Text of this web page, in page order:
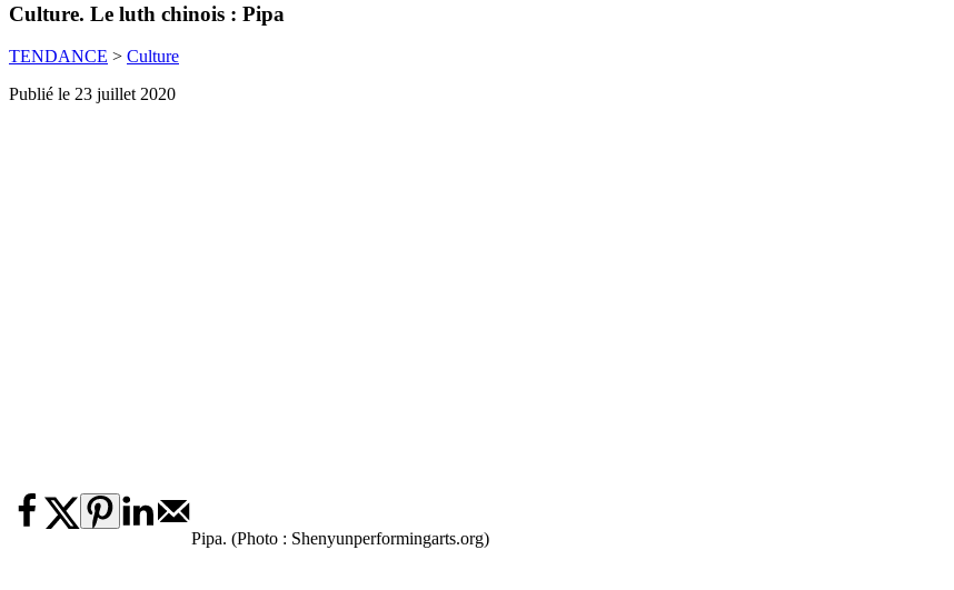
Culture. Le luth chinois : Pipa
TENDANCE > Culture
Publié le 23 juillet 2020
Pipa. (Photo : Shenyunperformingarts.org)